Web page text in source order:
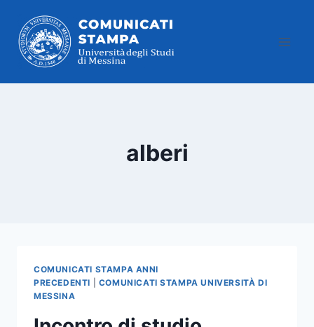
contenuto
alberi
COMUNICATI STAMPA ANNI
PRECEDENTI
COMUNICATI STAMPA UNIVERSITÀ DI
MESSINA